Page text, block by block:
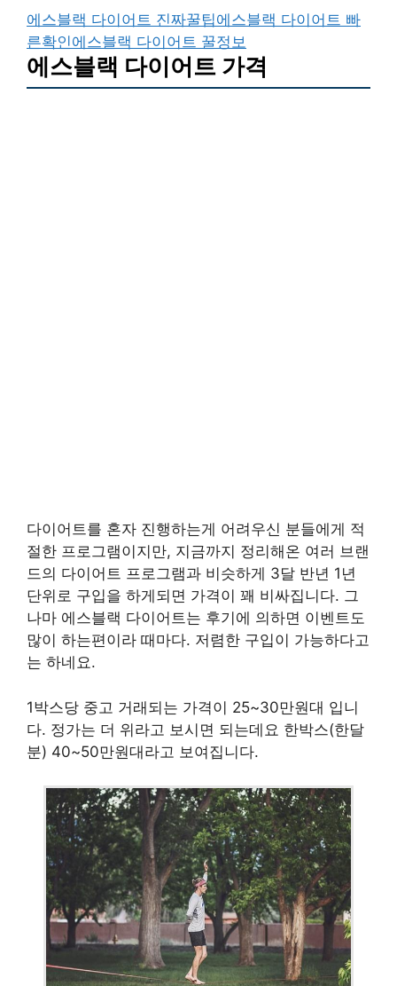
에스블랙 다이어트 진짜꿀팁에스블랙 다이어트 빠
른확인에스블랙 다이어트 꿀정보
에스블랙 다이어트 가격
다이어트를 혼자 진행하는게 어려우신 분들에게 적
절한 프로그램이지만, 지금까지 정리해온 여러 브랜
드의 다이어트 프로그램과 비슷하게 3달 반년 1년
단위로 구입을 하게되면 가격이 꽤 비싸집니다. 그
나마 에스블랙 다이어트는 후기에 의하면 이벤트도
많이 하는편이라 때마다. 저렴한 구입이 가능하다고
는 하네요.
1박스당 중고 거래되는 가격이 25~30만원대 입니
다. 정가는 더 위라고 보시면 되는데요 한박스(한달
분) 40~50만원대라고 보여집니다.